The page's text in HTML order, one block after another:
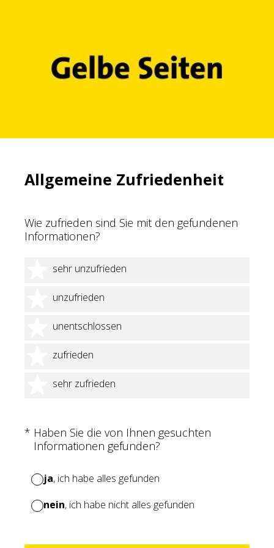
Allgemeine Zufriedenheit
Wie zufrieden sind Sie mit den gefundenen
Informationen?
sehr unzufrieden
1 Stern
unzufrieden
2 Sterne
unentschlossen
3 Sterne
zufrieden
4 Sterne
sehr zufrieden
5 Sterne
* Haben Sie die von Ihnen gesuchten
Informationen gefunden?
(Erforderlich.)
ja, ich habe alles gefunden
nein, ich habe nicht alles gefunden